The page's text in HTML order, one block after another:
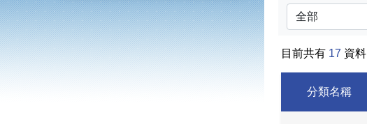
分類
目前共有 17 資料
分類名稱